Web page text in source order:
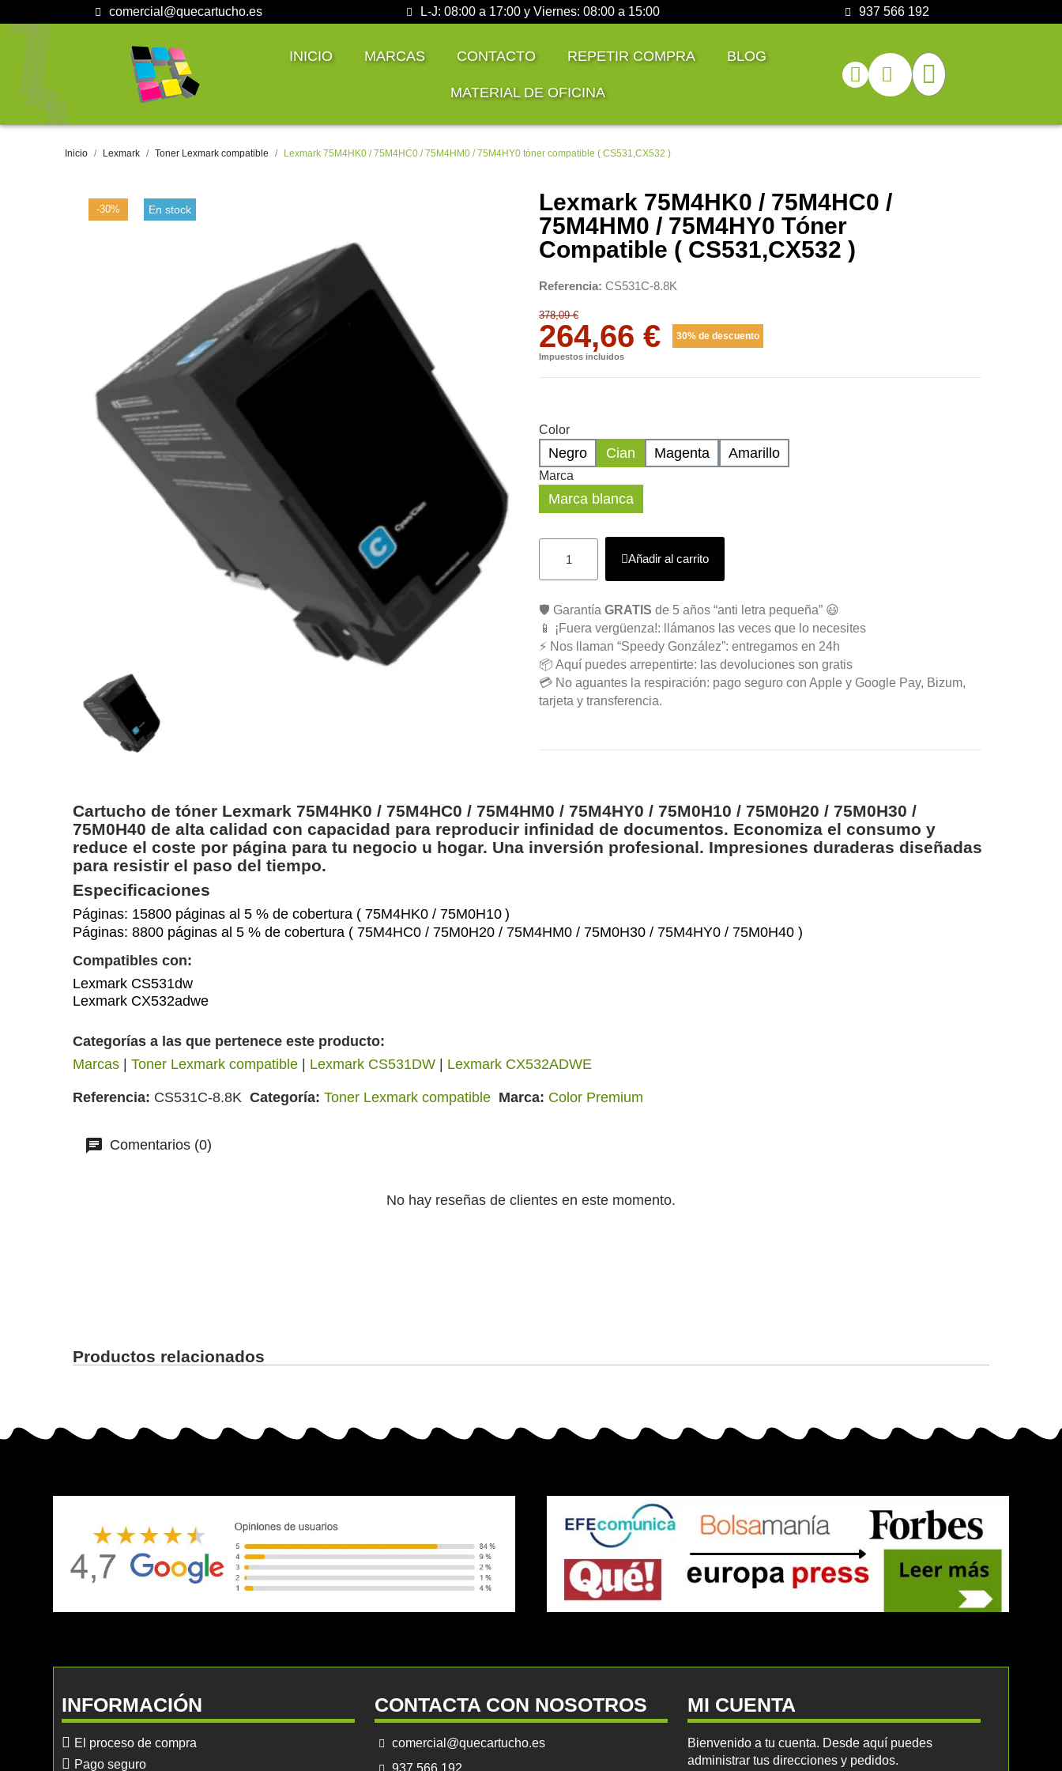
comercial@quecartucho.es L-J: 08:00 a 17:00 y Viernes: 08:00 a 15:00 937 566 192
INICIO MARCAS CONTACTO REPETIR COMPRA BLOG
MATERIAL DE OFICINA
Inicio Lexmark Toner Lexmark compatible Lexmark 75M4HK0 / 75M4HC0 / 75M4HM0 / 75M4HY0 tóner compatible ( CS531,CX532 )
-30% En stock
Lexmark 75M4HK0 / 75M4HC0 /
75M4HM0 / 75M4HY0 Tóner
Compatible ( CS531,CX532 )
Referencia CS531C-8.8K
378,09 €
264,66 € 30% de descuento
Impuestos incluidos
Color
Negro Cian Magenta Amarillo
Marca
Marca blanca
Añadir al carrito
🛡️ Garantía GRATIS de 5 años “anti letra pequeña” 😃
📱 ¡Fuera vergüenza!: llámanos las veces que lo necesites
⚡ Nos llaman “Speedy González”: entregamos en 24h
📦 Aquí puedes arrepentirte: las devoluciones son gratis
💳 No aguantes la respiración: pago seguro con Apple y Google Pay, Bizum,
tarjeta y transferencia.
Cartucho de tóner Lexmark 75M4HK0 / 75M4HC0 / 75M4HM0 / 75M4HY0 / 75M0H10 / 75M0H20 / 75M0H30 /
75M0H40 de alta calidad con capacidad para reproducir infinidad de documentos. Economiza el consumo y
reduce el coste por página para tu negocio u hogar. Una inversión profesional. Impresiones duraderas diseñadas
para resistir el paso del tiempo.
Especificaciones
Páginas: 15800 páginas al 5 % de cobertura ( 75M4HK0 / 75M0H10 )
Páginas: 8800 páginas al 5 % de cobertura ( 75M4HC0 / 75M0H20 / 75M4HM0 / 75M0H30 / 75M4HY0 / 75M0H40 )
Compatibles con:
Lexmark CS531dw
Lexmark CX532adwe
Categorías a las que pertenece este producto:
Marcas
Toner Lexmark compatible Lexmark CS531DW Lexmark CX532ADWE
Referencia CS531C-8.8K Categoría Toner Lexmark compatible Marca Color Premium
Comentarios (0)
No hay reseñas de clientes en este momento.
Productos relacionados
INFORMACIÓN
El proceso de compra
Pago seguro
CONTACTA CON NOSOTROS
comercial@quecartucho.es
937 566 192
MI CUENTA
Bienvenido a tu cuenta. Desde aquí puedes
administrar tus direcciones y pedidos.